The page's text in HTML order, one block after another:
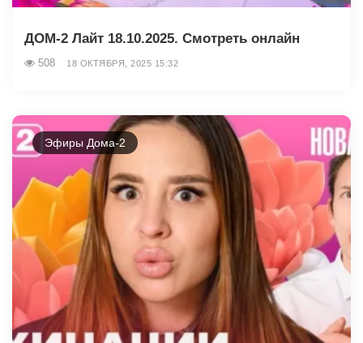
ДОМ-2 Лайт 18.10.2025. Смотреть онлайн
508 18 ОКТЯБРЯ, 2025 15:32
Эфиры Дома-2